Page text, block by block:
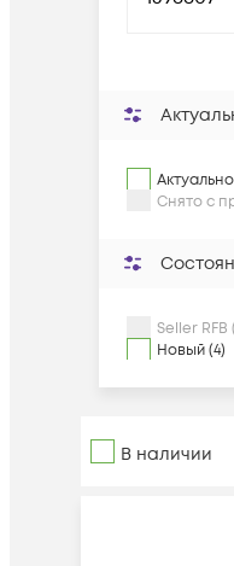
Снято с
Seller RFB
Новый (4)
В наличии